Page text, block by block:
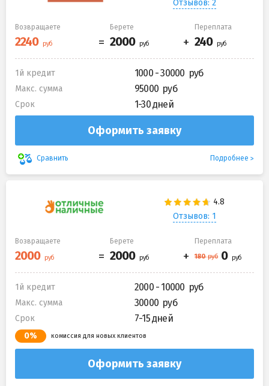
Отзывов: 2
Возвращаете Берете Переплата
1й кредит 1000 - 30000
Макс. сумма 95000
Срок 1-30 дней
Оформить заявку
Сравнить Подробнее
Отзывов: 1
Возвращаете Берете Переплата
1й кредит 2000 - 10000
Макс. сумма 30000
Срок 7-15 дней
0% комиссия для новых клиентов
Оформить заявку